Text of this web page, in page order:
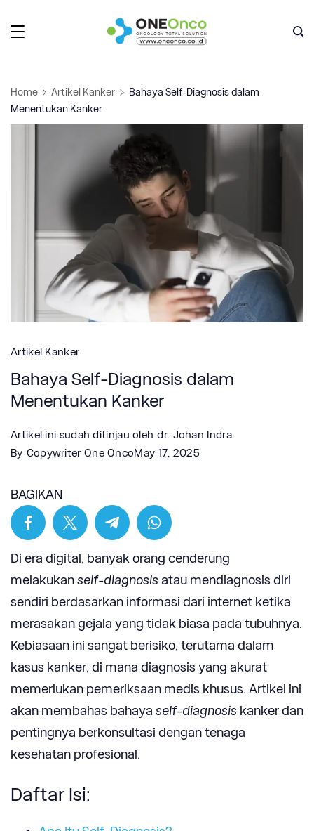
to
Home Artikel Kanker
Bahaya Self-Diagnosis dalam
Menentukan Kanker
Artikel Kanker
Bahaya Self-Diagnosis dalam
Menentukan Kanker
Artikel ini sudah ditinjau oleh dr. Johan Indra
By Copywriter One OncoMay 17, 2025
BAGIKAN
Di era digital, banyak orang cenderung
melakukanself-diagnosis atau mendiagnosis diri
sendiri berdasarkan informasi dari internet ketika
merasakan gejala yang tidak biasa pada tubuhnya.
Kebiasaan ini sangat berisiko, terutama dalam
kasus kanker, di mana diagnosis yang akurat
memerlukan pemeriksaan medis khusus. Artikel ini
akan membahas bahaya self-diagnosis kanker dan
pentingnya berkonsultasi dengan tenaga
kesehatan profesional.
Daftar Isi: